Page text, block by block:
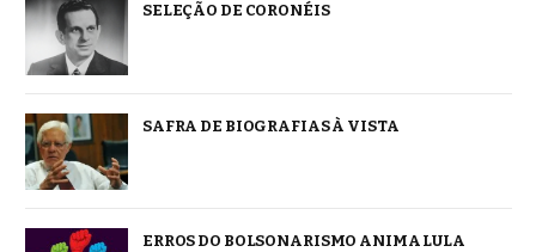
SELEÇÃO DE CORONÉIS
SAFRA DE BIOGRAFIAS À VISTA
ERROS DO BOLSONARISMO ANIMA LULA